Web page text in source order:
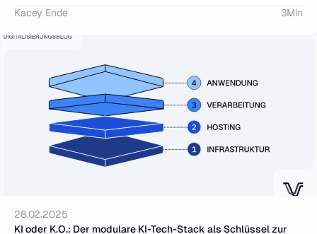
Kacey Ende 3Min
28.02.2025
KI oder K.O.: Der modulare KI-Tech-Stack als Schlüssel zur